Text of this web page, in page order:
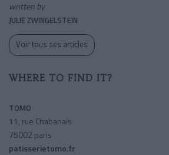
written by
JULIE ZWINGELSTEIN
Voir tous ses articles
WHERE TO FIND IT?
TOMO
11, rue Chabanais
75002 paris
patisserietomo.fr